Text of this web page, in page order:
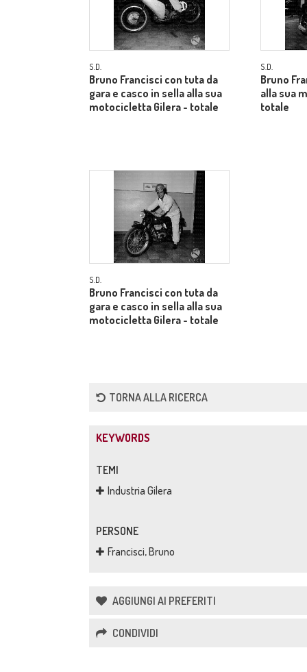
S.D.
Bruno Francisci con tuta da
gara e casco in sella alla sua
motocicletta Gilera - totale
S.D.
Bruno
alla sua
totale
S.D.
Bruno Francisci con tuta da
gara e casco in sella alla sua
motocicletta Gilera - totale
TORNA ALLA RICERCA
KEYWORDS
TEMI
Industria Gilera
PERSONE
Francisci, Bruno
AGGIUNGI AI PREFERITI
CONDIVIDI